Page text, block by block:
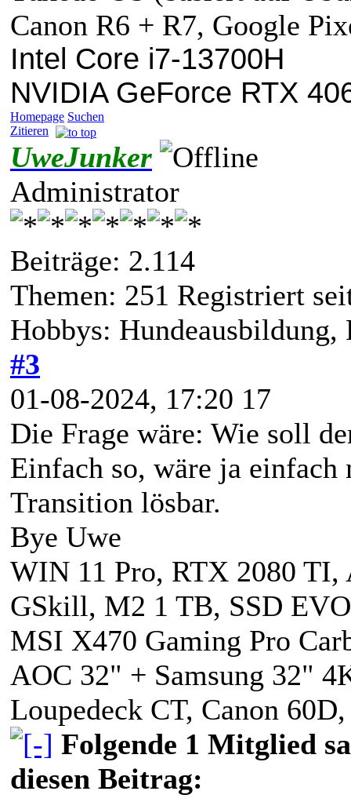
Canon R6 + R7, Google
Intel Core i7-13700H
NVIDIA GeForce RTX
Homepage Suchen
Zitieren
UweJunker
Administrator
Beiträge: 2.114
Themen: 251 Registriert
Hobbys:
#3
01-08-2024, 17:20 17
Die Frage wäre: Wie soll
Einfach so, wäre ja
Transition lösbar.
Bye Uwe
WIN 11 Pro, RTX 2080
GSkill, M2 1 TB, SSD
MSI X470 Gaming Pro
AOC 32" + Samsung 32"
Loupedeck CT, Canon
Folgende 1 Mitglied
diesen Beitrag: